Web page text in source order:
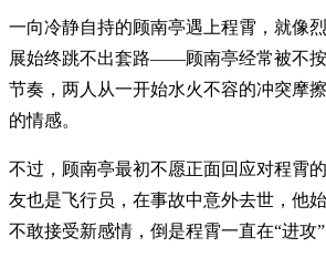
一向冷静自持的顾南亭遇上程霄，就像
展始终跳不出套路——顾南亭经常被不
节奏，两人从一开始水火不容的冲突摩
的情感。
不过，顾南亭最初不愿正面回应对程霄
友也是飞行员，在事故中意外去世，他
不敢接受新感情，倒是程霄一直在“进攻”